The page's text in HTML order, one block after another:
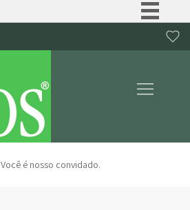
Canais
Você é nosso convidado.